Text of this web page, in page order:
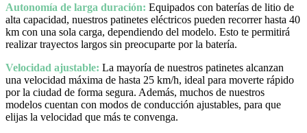
Autonomía de larga duración: Equipados con baterías de litio de
alta capacidad, nuestros patinetes eléctricos pueden recorrer hasta 40
km con una sola carga, dependiendo del modelo. Esto te permitirá
realizar trayectos largos sin preocuparte por la batería.
Velocidad ajustable: La mayoría de nuestros patinetes alcanzan
una velocidad máxima de hasta 25 km/h, ideal para moverte rápido
por la ciudad de forma segura. Además, muchos de nuestros
modelos cuentan con modos de conducción ajustables, para que
elijas la velocidad que más te convenga.